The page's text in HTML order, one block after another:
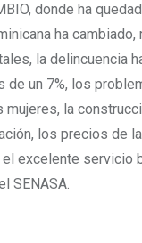
donde ha
ha cambiado,
la delincuencia
de un 7%, los
la
los precios de
excelente servicio
SENASA.